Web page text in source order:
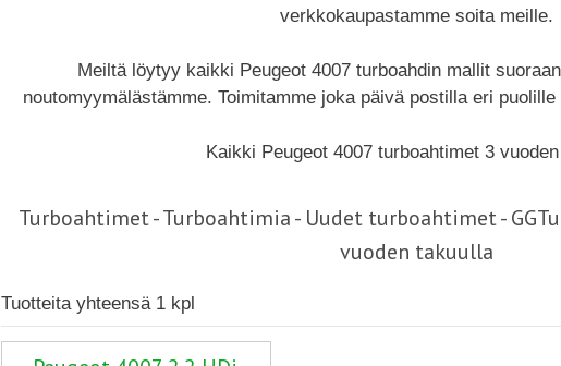
verkkokaupastamme soita meille.
Meiltä löytyy kaikki Peugeot 4007 turboahdin mallit
noutomyymälästämme. Toimitamme joka päivä postilla eri
Kaikki Peugeot 4007 turboahtimet 3
Turboahtimet - Turboahtimia - Uudet turboahtimet -
vuoden takuulla
Tuotteita yhteensä 1 kpl